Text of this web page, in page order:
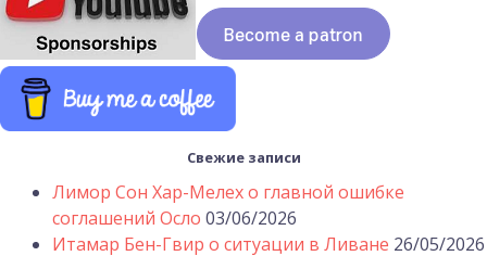
Свежие записи
Лимор Сон Хар-Мелех о главной ошибке
соглашений Осло 03/06/2026
Итамар Бен-Гвир о ситуации в Ливане 26/05/2026